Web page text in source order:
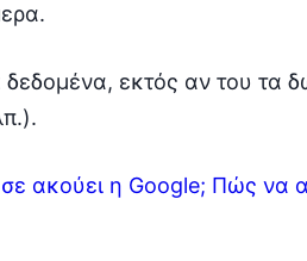
εκτός αν του τα
ακούει η Google; Πώς να